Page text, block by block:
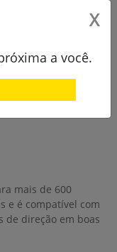
mais de 600
e é compatível com
de direção em boas
X
a você.